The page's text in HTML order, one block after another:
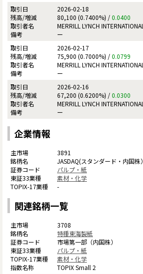
2026-02-18
80,100 (0.7400%) /0.0400
MERRILL LYNCH INTERNATIONAL
ー
2026-02-17
75,900 (0.7000%) /0.0799
MERRILL LYNCH INTERNATIONAL
ー
2026-02-16
67,200 (0.6200%) /0.0300
MERRILL LYNCH INTERNATIONAL
ー
企業情報
3891
JASDAQ(スタンダード・内国株）
パルプ・紙
素材・化学
-
関連銘柄一覧
3708
特種東海製紙
市場第一部（内国株）
パルプ・紙
素材・化学
TOPIX Small 2